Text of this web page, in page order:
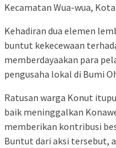
Kecamatan Wua-wua,
Kehadiran dua elemen
buntut kekecewaan
memberdayaakan para
pengusaha lokal di Bumi
Ratusan warga Konut
baik meninggalkan
memberikan kontribusi
Buntut dari aksi tersebut,